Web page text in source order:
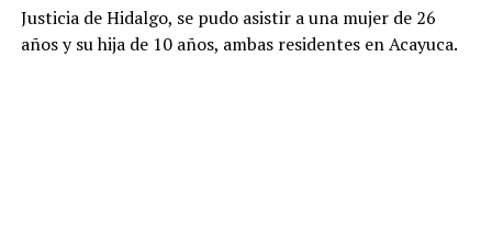
Justicia de Hidalgo, se pudo asistir a una mujer de 26
años y su hija de 10 años, ambas residentes en Acayuca.